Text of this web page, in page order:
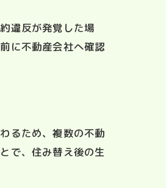
違反が発覚した場
に不動産会社へ確認
るため、複数の不動
で、住み替え後の生